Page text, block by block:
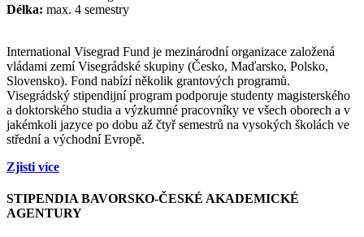
Délka: max. 4 semestry
International Visegrad Fund je mezinárodní organizace založená
vládami zemí Visegrádské skupiny (Česko, Maďarsko, Polsko,
Slovensko). Fond nabízí několik grantových programů.
Visegrádský stipendijní program podporuje studenty magisterského
a doktorského studia a výzkumné pracovníky ve všech oborech a v
jakémkoli jazyce po dobu až čtyř semestrů na vysokých školách ve
střední a východní Evropě.
Zjisti více
STIPENDIA BAVORSKO-ČESKÉ AKADEMICKÉ
AGENTURY